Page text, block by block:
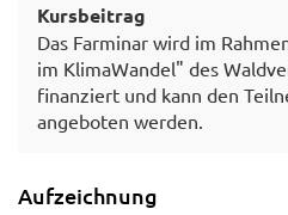
Kursbeitrag
Das Farminar wird im
im KlimaWandel" des
finanziert und kann den
angeboten werden.
Aufzeichnung